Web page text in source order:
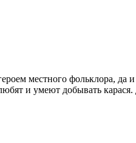
местного фольклора,
и умеют добывать